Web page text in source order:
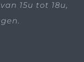
15u tot 18u,